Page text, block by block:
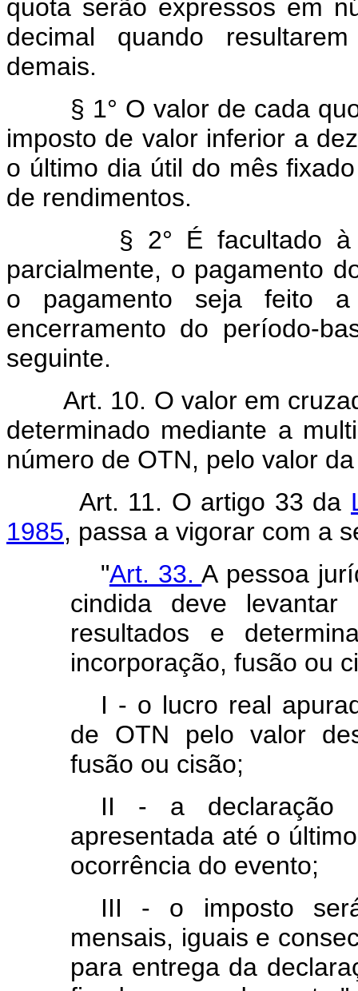
quota serão expressos em
decimal quando
demais.
§ 1° O valor de cada
imposto de valor inferior a
o último dia útil do mês
de rendimentos.
§ 2° É facultado à
parcialmente, o pagamento
o pagamento seja feito
encerramento do período-
seguinte.
Art. 10. O valor em
determinado mediante a
número de OTN, pelo valor
Art. 11. O artigo 33 da
1985, passa a vigorar com a
"Art. 33.A pessoa
cindida deve levantar
resultados e
incorporação, fusão ou
I - o lucro real
de OTN pelo valor
fusão ou cisão;
II - a declaração
apresentada até o
ocorrência do evento;
III - o imposto
mensais, iguais e
para entrega da